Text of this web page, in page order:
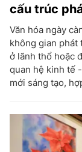
cấu trúc
Văn hóa ngày
không gian phát
ở lãnh thổ hoặc
quan hệ kinh tế
mới sáng tạo,